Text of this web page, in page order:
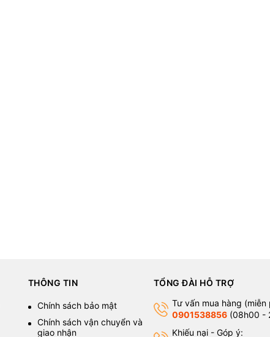
THÔNG TIN
Chính sách bảo mật
Chính sách vận chuyển và
giao nhận
TỔNG ĐÀI HỖ TRỢ
Tư vấn mua hàng (miễn
0901538856(08h00 -
Khiếu nại - Góp ý: